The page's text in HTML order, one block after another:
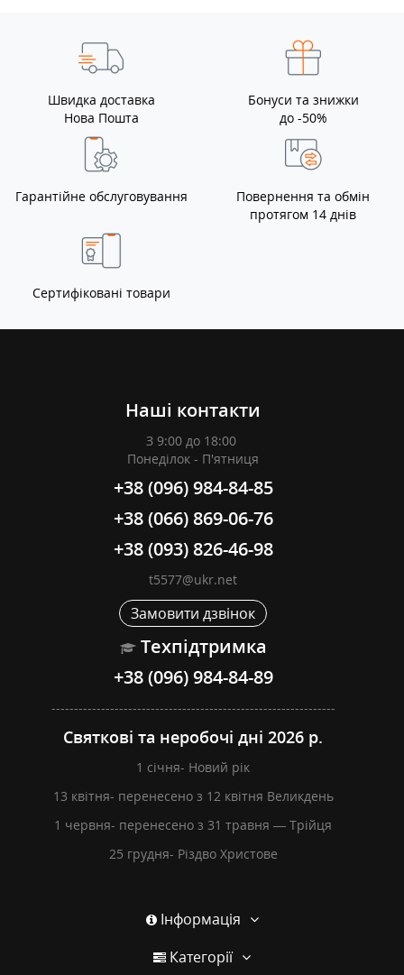
Швидка доставка
Нова Пошта
Бонуси та знижки
до -50%
Гарантійне обслуговування
Повернення та обмін
протягом 14 днів
Сертифіковані товари
Наші контакти
З 9:00 до 18:00
Понеділок - П'ятниця
+38 (096) 984-84-85
+38 (066) 869-06-76
+38 (093) 826-46-98
t5577@ukr.net
Замовити дзвінок
Техпідтримка
+38 (096) 984-84-89
---------------------------------------------------------------
Святкові та неробочі дні 2026 р.
1 січня- Новий рік
13 квітня- перенесено з 12 квітня Великдень
1 червня- перенесено з 31 травня — Трійця
25 грудня- Різдво Христове
Інформація
Категорії